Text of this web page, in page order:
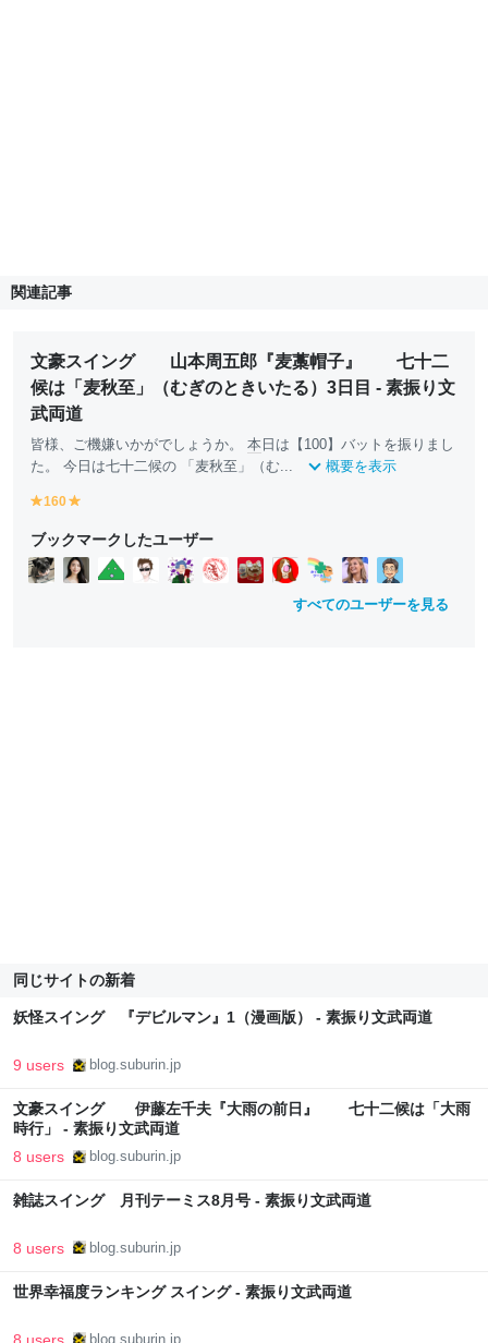
関連記事
文豪スイング 山本周五郎『麦藁帽子』 七十二
候は「麦秋至」（むぎのときいたる）3日目 - 素振り文
武両道
皆様、ご機嫌いかがでしょうか。 本 日は【100】バットを振りまし
た。 今日は七十二候の 「麦秋至」（む...
概要を表示
y
ll
o
w
160
ll
o
w
ブックマークしたユーザー
すべてのユーザーを見る
同じサイトの新着
妖怪スイング 『デビルマン』1（漫画版） - 素振り文武両道
9 users blog.suburin.jp
文豪スイング 伊藤左千夫『大雨の前日』 七十二候は「大雨
時行」 - 素振り文武両道
8 users blog.suburin.jp
雑誌スイング 月刊テーミス8月号 - 素振り文武両道
8 users blog.suburin.jp
世界幸福度ランキング スイング - 素振り文武両道
8 users blog.suburin.jp